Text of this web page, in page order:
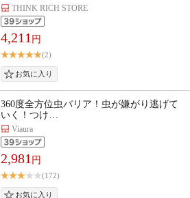
THINK RICH STORE
4,211 円
(2)
360度全方位虫バリア！虫が嫌がり逃げて
いく！つけ…
Viaura
2,981 円
(172)